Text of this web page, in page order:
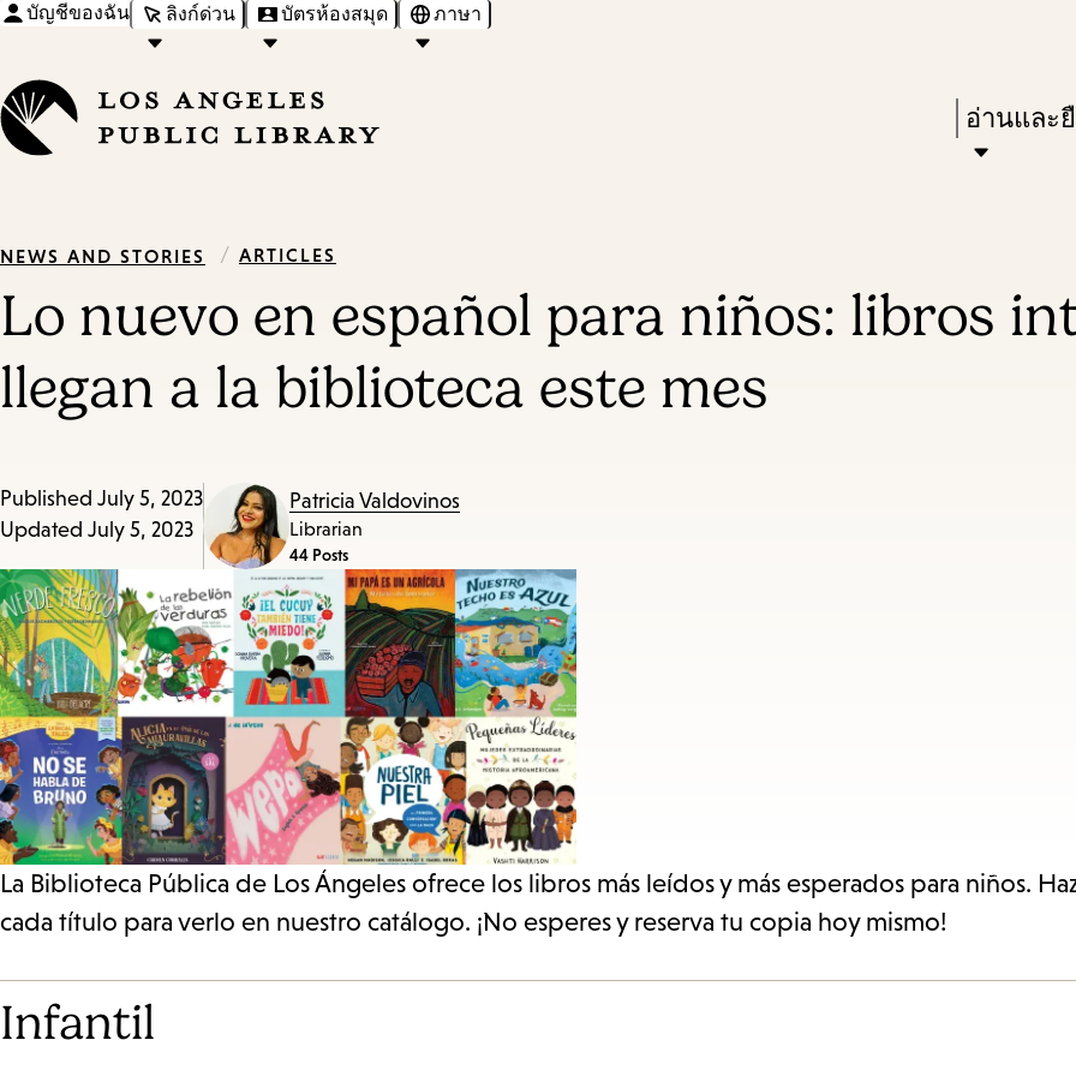
บัญชีของฉัน ลิงก์ด่วน บัตรห้องสมุด ภาษา
keywords
Press
Enter
submenu,
อ่านและ
NEWS AND STORIES / ARTICLES
Lo nuevo en español para niños: libros
llegan a la biblioteca este mes
Published July 5, 2023
Updated July 5, 2023
Patricia Valdovinos
Librarian
44 Posts
La Biblioteca Pública de Los Ángeles ofrece los libros más leídos y más esperados para niños.
cada título para verlo en nuestro catálogo. ¡No esperes y reserva tu copia hoy mismo!
Infantil